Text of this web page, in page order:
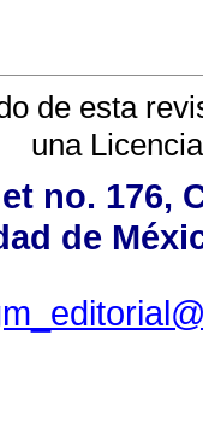
de esta
una
no. 176,
de